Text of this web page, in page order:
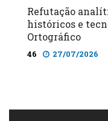
Refutação
históricos e
Ortográfico
46 27/07/2026